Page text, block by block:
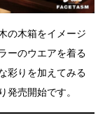
の木箱をイメージ
ーのウエアを着る
彩りを加えてみる
発売開始です。